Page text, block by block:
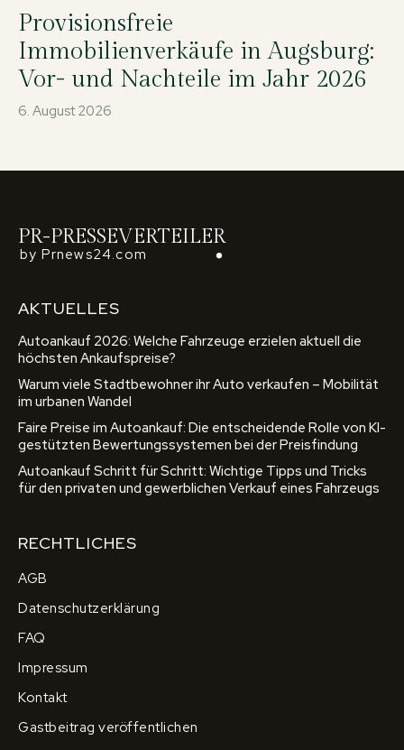
Provisionsfreie
Immobilienverkäufe in Augsburg:
Vor- und Nachteile im Jahr 2026
6. August 2026
PR-PRESSEVERTEILER
by Prnews24.com
AKTUELLES
Autoankauf 2026: Welche Fahrzeuge erzielen aktuell die
höchsten Ankaufspreise?
Warum viele Stadtbewohner ihr Auto verkaufen – Mobilität
im urbanen Wandel
Faire Preise im Autoankauf: Die entscheidende Rolle von KI-
gestützten Bewertungssystemen bei der Preisfindung
Autoankauf Schritt für Schritt: Wichtige Tipps und Tricks
für den privaten und gewerblichen Verkauf eines Fahrzeugs
RECHTLICHES
AGB
Datenschutzerklärung
FAQ
Impressum
Kontakt
Gastbeitrag veröffentlichen